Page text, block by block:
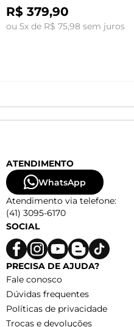
R$ 379,90
ou 5x de R$ 75,98 sem juros
ATENDIMENTO
WhatsApp
Atendimento via telefone:
(41) 3095-6170
SOCIAL
PRECISA DE AJUDA?
Fale conosco
Dúvidas frequentes
Políticas de privacidade
Trocas e devoluções